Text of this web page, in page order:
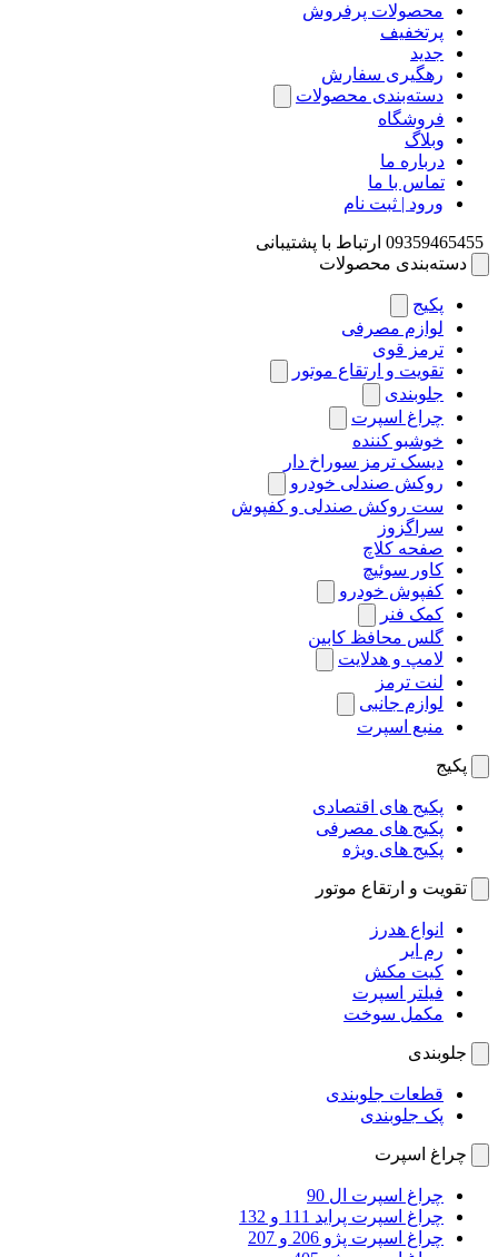
محصولات پرفروش
پرتخفیف
جدید
رهگیری سفارش
دسته‌بندی محصولات
فروشگاه
وبلاگ
درباره ما
تماس با ما
ورود | ثبت نام
09359465455 ارتباط با پشتیبانی
دسته‌بندی محصولات
پکیج
لوازم مصرفی
ترمز قوی
تقویت و ارتقاع موتور
جلوبندی
چراغ اسپرت
خوشبو کننده
دیسک ترمز سوراخ دار
روکش صندلی خودرو
ست روکش صندلی و کفپوش
سراگزوز
صفحه کلاچ
کاور سوئیچ
کفپوش خودرو
کمک فنر
گلس محافظ کابین
لامپ و هدلایت
لنت ترمز
لوازم جانبی
منبع اسپرت
پکیج
پکیج های اقتصادی
پکیج های مصرفی
پکیج های ویژه
تقویت و ارتقاع موتور
انواع هدرز
رم ایر
کیت مکش
فیلتر اسپرت
مکمل سوخت
جلوبندی
قطعات جلوبندی
پک جلوبندی
چراغ اسپرت
چراغ اسپرت ال 90
چراغ اسپرت پراید 111 و 132
چراغ اسپرت پژو 206 و 207